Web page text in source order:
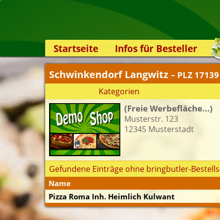
Startseite
Infos für Besteller
Lieferservice-App
Weiterempfehlen
Newsletter
Sicherheit
Kontakt
Schwinkendorf Langwitz – PLZ 17139
Kategorien
(Freie Werbefläche...)
Musterstr. 123
12345 Musterstadt
Gefundene Einträge ohne bringbutler-
Name
Pizza Roma Inh. Heimlich Kulwant